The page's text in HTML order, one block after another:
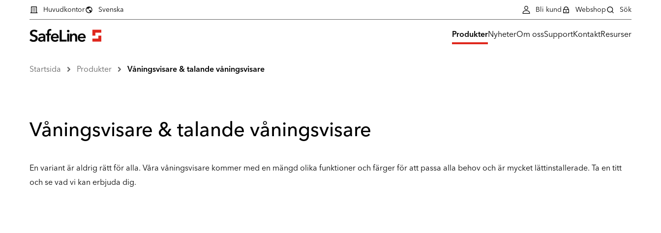
ProdukterNyheterOm ossSupportKontaktResurser
Huvudkontor Svenska Bli kund Webshop Sök
Startsida Produkter Våningsvisare & talande våningsvisare
Våningsvisare & talande våningsvisare
En variant är aldrig rätt för alla. Våra våningsvisare kommer med en mängd olika funktioner och färger för att passa alla behov och är mycket lättinstallerade. Ta en titt
och se vad vi kan erbjuda dig.